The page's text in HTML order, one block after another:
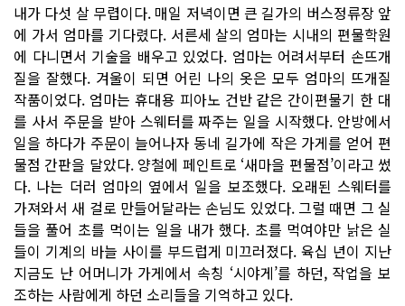
내가 다섯 살 무렵이다. 매일 저녁이면 큰 길가의 버스정류장 앞
에 가서 엄마를 기다렸다. 서른세 살의 엄마는 시내의 편물학원
에 다니면서 기술을 배우고 있었다. 엄마는 어려서부터 손뜨개
질을 잘했다. 겨울이 되면 어린 나의 옷은 모두 엄마의 뜨개질
작품이었다. 엄마는 휴대용 피아노 건반 같은 간이편물기 한 대
를 사서 주문을 받아 스웨터를 짜주는 일을 시작했다. 안방에서
일을 하다가 주문이 늘어나자 동네 길가에 작은 가게를 얻어 편
물점 간판을 달았다. 양철에 페인트로 ‘새마을 편물점’이라고 썼
다. 나는 더러 엄마의 옆에서 일을 보조했다. 오래된 스웨터를
가져와서 새 걸로 만들어달라는 손님도 있었다. 그럴 때면 그 실
들을 풀어 초를 먹이는 일을 내가 했다. 초를 먹여야만 낡은 실
들이 기계의 바늘 사이를 부드럽게 미끄러졌다. 육십 년이 지난
지금도 난 어머니가 가게에서 속칭 ‘시야게’를 하던, 작업을 보
조하는 사람에게 하던 소리들을 기억하고 있다.